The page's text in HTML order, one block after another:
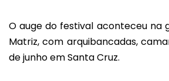
O auge do festival aconteceu na
Matriz, com arquibancadas,
de junho em Santa Cruz.